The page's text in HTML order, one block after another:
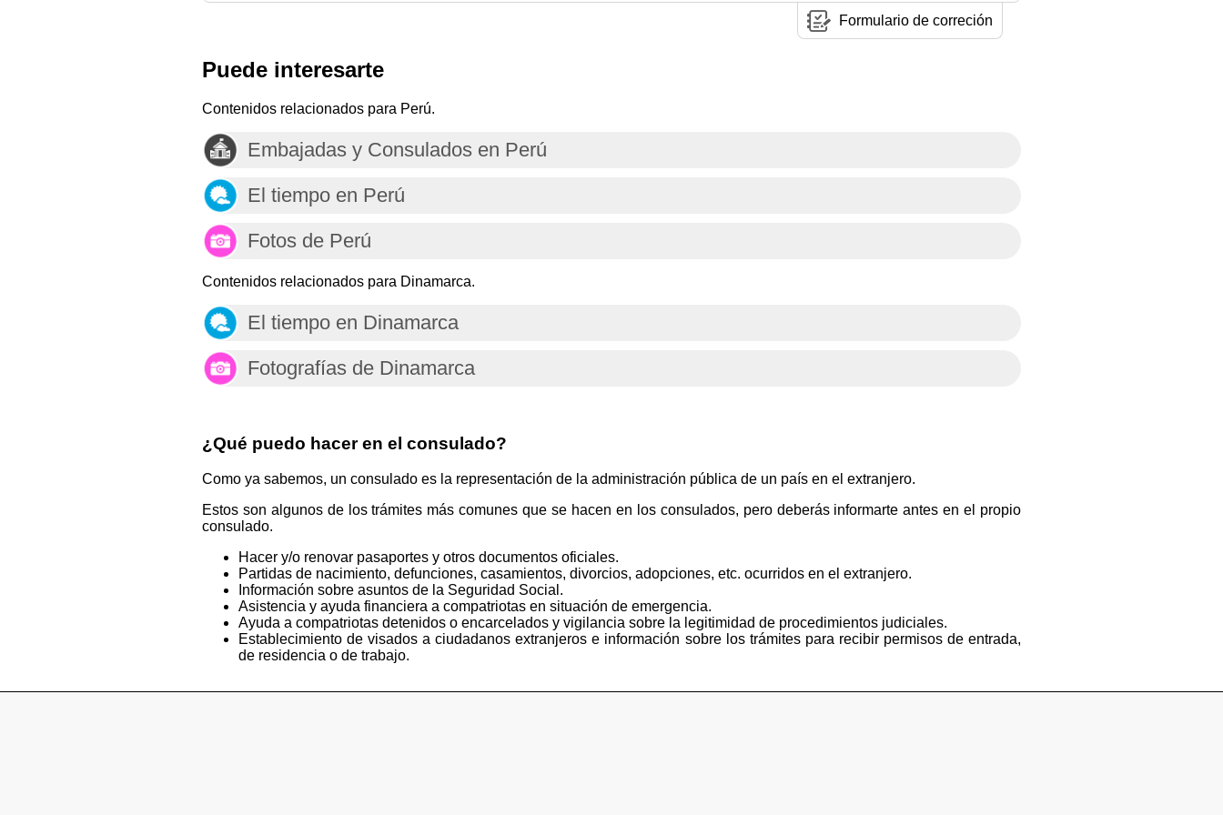
Formulario de correción
Puede interesarte
Contenidos relacionados para Perú.
Embajadas y Consulados en Perú
El tiempo en Perú
Fotos de Perú
Contenidos relacionados para Dinamarca.
El tiempo en Dinamarca
Fotografías de Dinamarca
¿Qué puedo hacer en el consulado?
Como ya sabemos, un consulado es la representación de la administración pública de un país en el extranjero.
Estos son algunos de los trámites más comunes que se hacen en los consulados, pero deberás informarte antes en el propio
consulado.
Hacer y/o renovar pasaportes y otros documentos oficiales.
Partidas de nacimiento, defunciones, casamientos, divorcios, adopciones, etc. ocurridos en el extranjero.
Información sobre asuntos de la Seguridad Social.
Asistencia y ayuda financiera a compatriotas en situación de emergencia.
Ayuda a compatriotas detenidos o encarcelados y vigilancia sobre la legitimidad de procedimientos judiciales.
Establecimiento de visados a ciudadanos extranjeros e información sobre los trámites para recibir permisos de entrada,
de residencia o de trabajo.